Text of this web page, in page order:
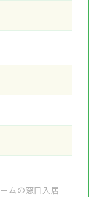
ムの窓口入居